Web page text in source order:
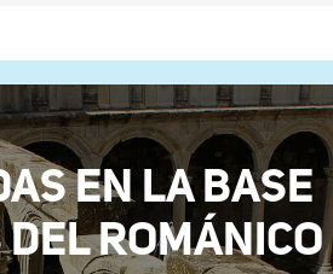
EN LA BASE
DEL ROMÁNICO